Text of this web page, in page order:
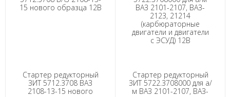
Стартер редукторный
ЗИТ 5712.3708 ВАЗ
2108-13-15 нового
Стартер редукторный
ЗИТ 5722.3708000 для а/
м ВАЗ 2101-2107, ВАЗ-